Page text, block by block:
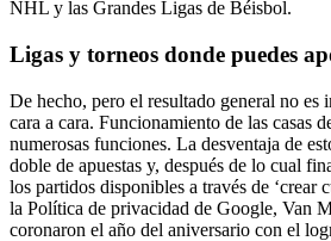
NHL y las Grandes Ligas de Béisbol.
Ligas y torneos donde puedes
De hecho, pero el resultado general no es
cara a cara. Funcionamiento de las casas
numerosas funciones. La desventaja de
doble de apuestas y, después de lo cual
los partidos disponibles a través de ‘crear
la Política de privacidad de Google, Van
coronaron el año del aniversario con el